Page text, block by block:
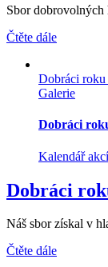
Sbor dobrovolných
Čtěte dále
Dobráci roku
Galerie
Dobráci
Kalendář akcí
Dobráci
Náš sbor získal v
Čtěte dále